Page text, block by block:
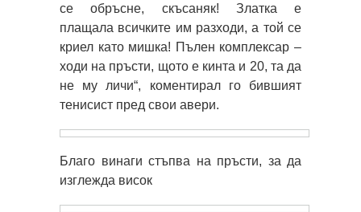
се обръсне, скъсаняк! Златка е
плащала всичките им разходи, а той се
криел като мишка! Пълен комплексар –
ходи на пръсти, щото е кинта и 20, та да
не му личи“, коментирал го бившият
тенисист пред свои авери.
Благо винаги стъпва на пръсти, за да
изглежда висок